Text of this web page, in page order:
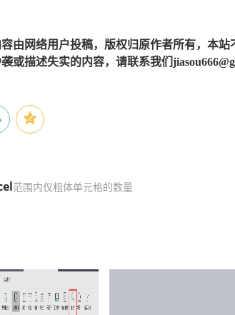
由网络用户投稿，版权归原作者所有，本
或描述失实的内容，请联系我们
范围内仅粗体单元格的数量